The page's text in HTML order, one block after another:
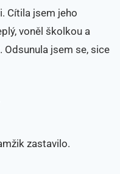
Cítila jsem jeho
voněl školkou a
Odsunula jsem se, sice
zastavilo.